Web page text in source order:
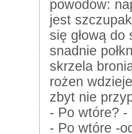
powodów:
jest
się głową
snadnie
skrzela
rożen
zbyt nie
- Po wtóre? -
- Po wtóre -